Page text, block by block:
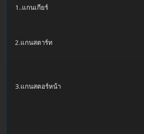
1..แกนเกียร์
2.แกนสตาร์ท
3.แกนสตอร์หน้า